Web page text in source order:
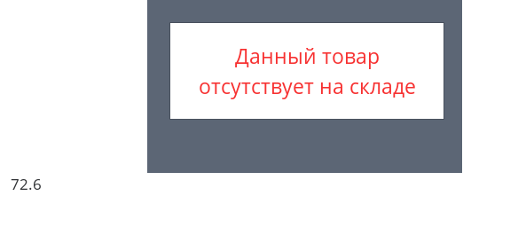
72.6
Данный товар
отсутствует на складе